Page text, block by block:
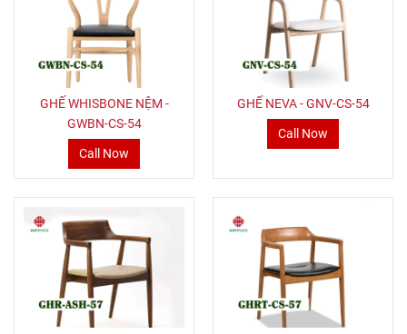
GHẾ WHISBONE NỆM -
GWBN-CS-54
Call Now
GHẾ NEVA - GNV-CS-54
Call Now